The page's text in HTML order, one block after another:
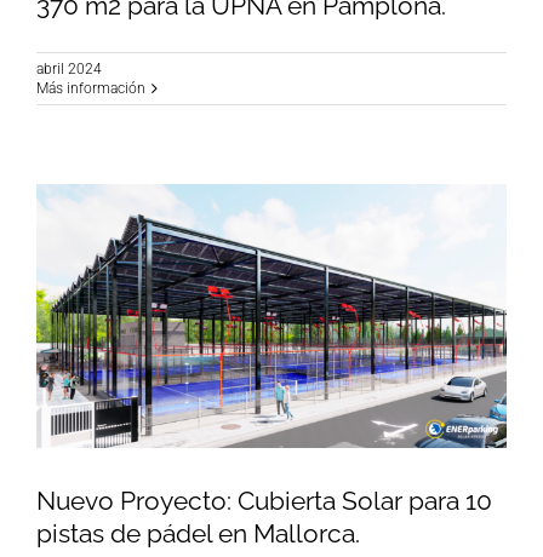
Caso de éxito: Porche Solar estanco de 370 m2
para la UPNA en Pamplona.
abril 2024
Más información
Nuevo Proyecto: Cubierta Solar para 10
pistas de pádel en Mallorca.